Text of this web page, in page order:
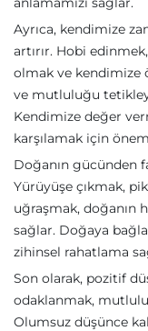
Ayrıca, kendimize
artırır. Hobi
olmak ve kendimize
ve mutluluğu
Kendimize değer
karşılamak için
Doğanın gücünden
Yürüyüşe çıkmak,
uğraşmak, doğanın
sağlar. Doğaya
zihinsel rahatlama
Son olarak, pozitif
odaklanmak,
Olumsuz düşünce